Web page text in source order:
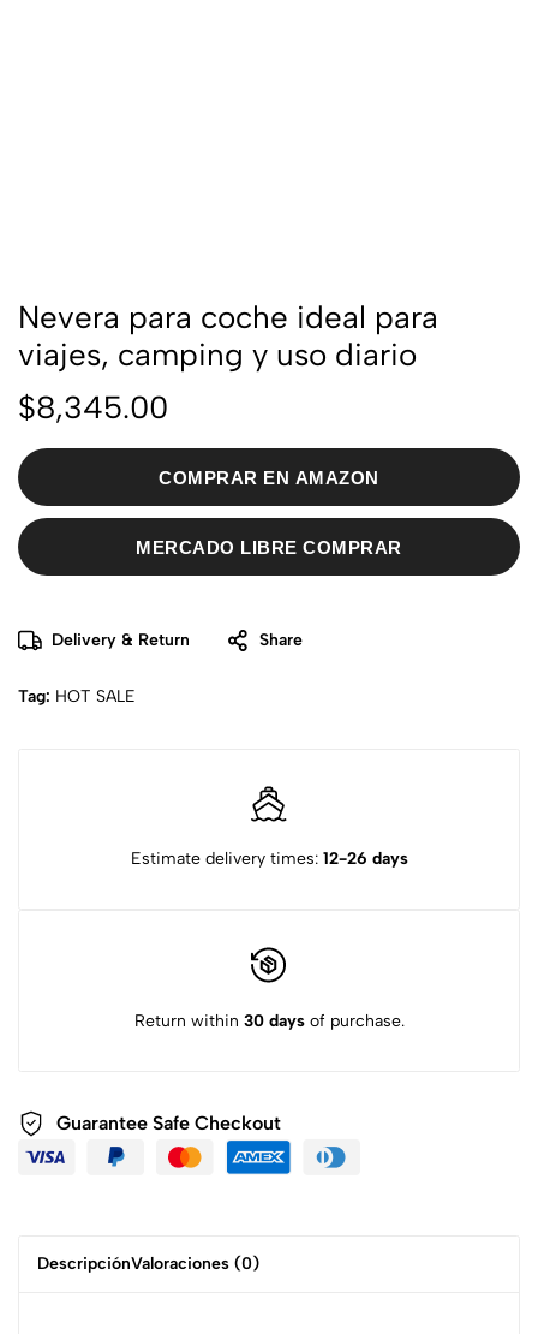
Nevera para coche ideal para
viajes, camping y uso diario
$8,345.00
COMPRAR EN AMAZON
MERCADO LIBRE COMPRAR
Delivery & Return Share
Tag: HOT SALE
Estimate delivery times: 12-26 days
Return within 30 daysof purchase.
Guarantee Safe Checkout
DescripciónValoraciones (0)